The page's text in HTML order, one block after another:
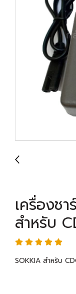
เครื่องช
สำหรับ
SOKKIA สำหรับ